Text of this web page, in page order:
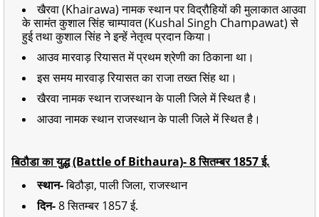
खैरवा (Khairawa) नामक स्थान पर विद्रौहियों की मुलाकात आउवा
के सामंत कुशाल सिंह चाम्पावत (Kushal Singh Champawat) से
हुई तथा कुशाल सिंह ने इन्हें नेतृत्व प्रदान किया।
आउव मारवाड़ रियासत में प्रथम श्रेणी का ठिकाना था।
इस समय मारवाड़ रियासत का राजा तख्त सिंह था।
खैरवा नामक स्थान राजस्थान के पाली जिले में स्थित है।
आउवा नामक स्थान राजस्थान के पाली जिले में स्थित है।
बिठौडा का युद्ध (Battle of Bithaura)- 8 सितम्बर 1857 ई.
स्थान-बिठौड़ा, पाली जिला, राजस्थान
दिन-8 सितम्बर 1857 ई.